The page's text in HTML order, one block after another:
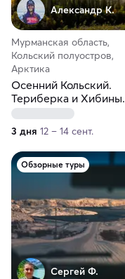
Александр К.
Мурманская область,
Кольский полуостров,
Арктика
Осенний Кольский.
Териберка и Хибины.
Океан и горы
3 дня 12 – 14 сент.
Обзорные туры
Сергей Ф.